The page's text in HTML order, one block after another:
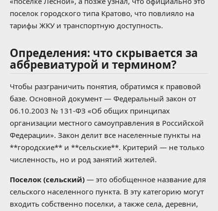
поселок городского типа Кратово, что повлияло на
тарифы ЖКУ и транспортную доступность.
Определения: что скрывается за
аббревиатурой и термином?
Чтобы разграничить понятия, обратимся к правовой
базе. Основной документ — Федеральный закон от
06.10.2003 № 131-ФЗ «Об общих принципах
организации местного самоуправления в Российской
Федерации». Закон делит все населенные пункты на
**городские** и **сельские**. Критерий — не только
численность, но и род занятий жителей.
Поселок (сельский) — это обобщенное название для
сельского населенного пункта. В эту категорию могут
входить собственно поселки, а также села, деревни,